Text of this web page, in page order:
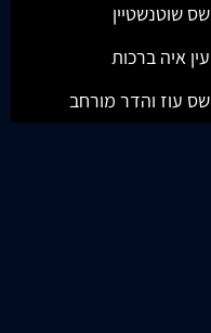
שס שוטנשטיין
עין איה ברכות
שס עוז והדר מורחב